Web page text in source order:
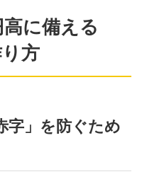
に備える
り方
字」を防ぐため